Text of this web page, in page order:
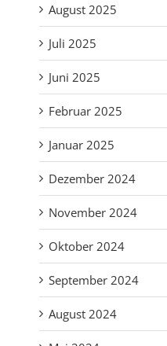
August 2025
Juli 2025
Juni 2025
Februar 2025
Januar 2025
Dezember 2024
November 2024
Oktober 2024
September 2024
August 2024